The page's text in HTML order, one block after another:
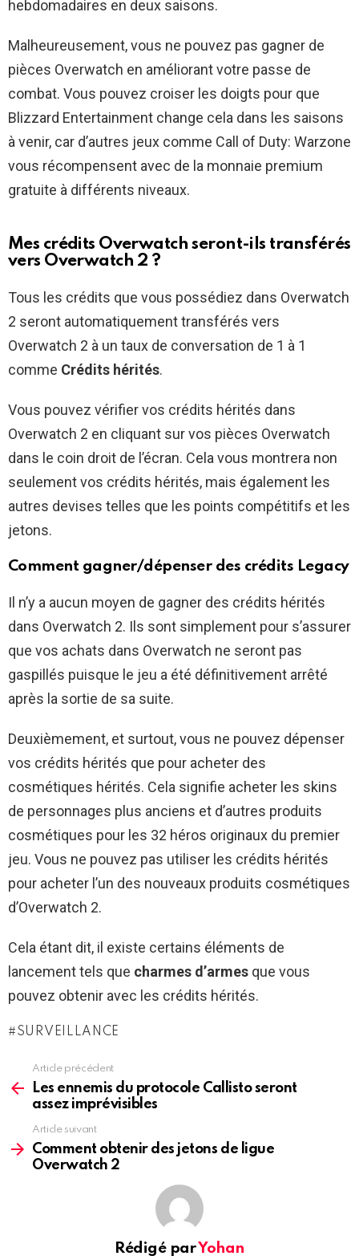
hebdomadaires en deux saisons.
Malheureusement, vous ne pouvez pas gagner de
pièces Overwatch en améliorant votre passe de
combat. Vous pouvez croiser les doigts pour que
Blizzard Entertainment change cela dans les saisons
à venir, car d’autres jeux comme Call of Duty: Warzone
vous récompensent avec de la monnaie premium
gratuite à différents niveaux.
Mes crédits Overwatch seront-ils transférés
vers Overwatch 2 ?
Tous les crédits que vous possédiez dans Overwatch
2 seront automatiquement transférés vers
Overwatch 2 à un taux de conversation de 1 à 1
comme Crédits hérités.
Vous pouvez vérifier vos crédits hérités dans
Overwatch 2 en cliquant sur vos pièces Overwatch
dans le coin droit de l’écran. Cela vous montrera non
seulement vos crédits hérités, mais également les
autres devises telles que les points compétitifs et les
jetons.
Comment gagner/dépenser des crédits Legacy
Il n’y a aucun moyen de gagner des crédits hérités
dans Overwatch 2. Ils sont simplement pour s’assurer
que vos achats dans Overwatch ne seront pas
gaspillés puisque le jeu a été définitivement arrêté
après la sortie de sa suite.
Deuxièmement, et surtout, vous ne pouvez dépenser
vos crédits hérités que pour acheter des
cosmétiques hérités. Cela signifie acheter les skins
de personnages plus anciens et d’autres produits
cosmétiques pour les 32 héros originaux du premier
jeu. Vous ne pouvez pas utiliser les crédits hérités
pour acheter l’un des nouveaux produits cosmétiques
d’Overwatch 2.
Cela étant dit, il existe certains éléments de
lancement tels que charmes d’armes que vous
pouvez obtenir avec les crédits hérités.
SURVEILLANCE
more
Article précédent
Les ennemis du protocole Callisto seront
assez imprévisibles
Article suivant
Comment obtenir des jetons de ligue
Overwatch 2
Rédigé parYohan